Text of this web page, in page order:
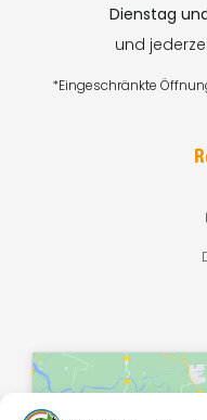
Dienstag
und
*Eingeschränkte